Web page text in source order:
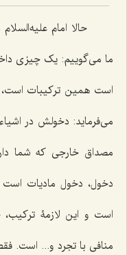
حالا امام
ما می‌گوییم: یک چیزى
است همین ترکیبات
مى‌فرماید: دخولش در
مصداق خارجى که شما
دخول، دخول مادیات
است و این لازمۀ
منافى با تجرد و... است.